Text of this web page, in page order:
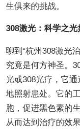
生俱来的挑战。
308激光：科学之
聊到“杭州308激光
究竟是何方神圣。
光或308光疗，它
地照射患处。它的
胞，促进黑色素的
从而达到治疗的效